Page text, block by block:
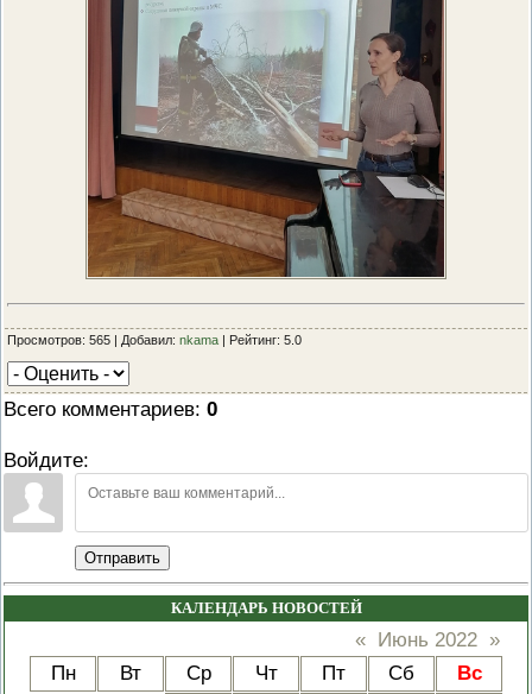
Просмотров: 565 | Добавил: nkama | Рейтинг: 5.0
Всего комментариев: 0
Войдите:
Отправить
КАЛЕНДАРЬ НОВОСТЕЙ
« Июнь 2022 »
Пн
Вт Ср Чт Пт Сб Вс